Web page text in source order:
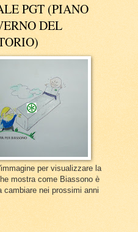
PGT (PIANO
DEL
per visualizzare la
mostra come Biassono è
cambiare nei prossimi anni